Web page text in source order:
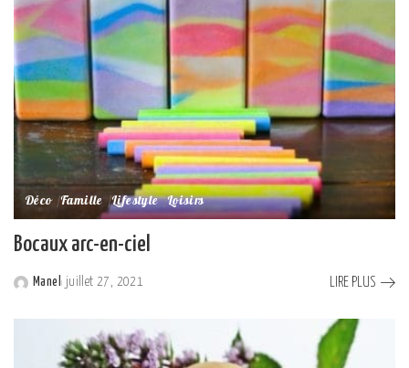
Déco Famille Lifestyle Loisirs
Bocaux arc-en-ciel
Posted
Manel juillet 27, 2021 LIRE PLUS